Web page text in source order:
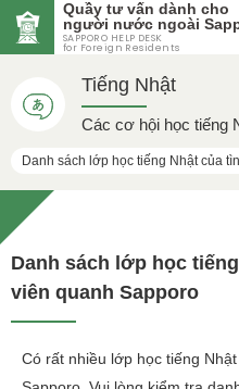
Quầy tư vấn dành cho
người nước ngoài
SAPPORO HELP DESK
for Foreign Residents
Tiếng Nhật
Các cơ hội học tiếng
Danh sách lớp học tiếng Nhật của
Danh sách lớp học
viên quanh Sapporo
Có rất nhiều lớp học tiếng